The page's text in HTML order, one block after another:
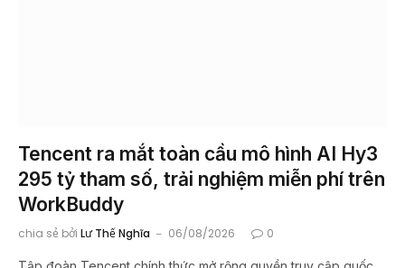
Tencent ra mắt toàn cầu mô hình AI Hy3
295 tỷ tham số, trải nghiệm miễn phí trên
WorkBuddy
chia sẻ bởi Lư Thế Nghĩa 06/08/2026 0